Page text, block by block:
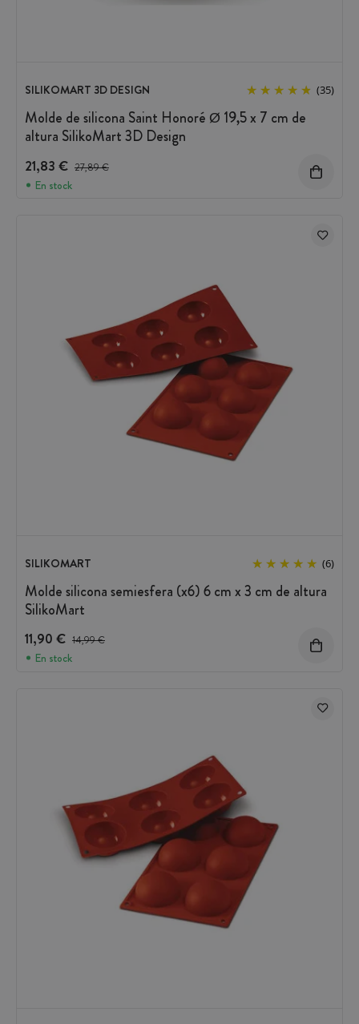
SILIKOMART 3D DESIGN (35)
Molde de silicona Saint Honoré Ø 19,5 x 7 cm de
altura SilikoMart 3D Design
21,83 € Precio antes del descuento
27,89 €
En stock
SILIKOMART (6)
Molde silicona semiesfera (x6) 6 cm x 3 cm de altura
SilikoMart
11,90 € Precio antes del descuento
14,99 €
En stock